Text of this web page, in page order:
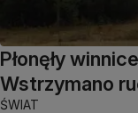
Płonęły
Wstrzymano
ŚWIAT